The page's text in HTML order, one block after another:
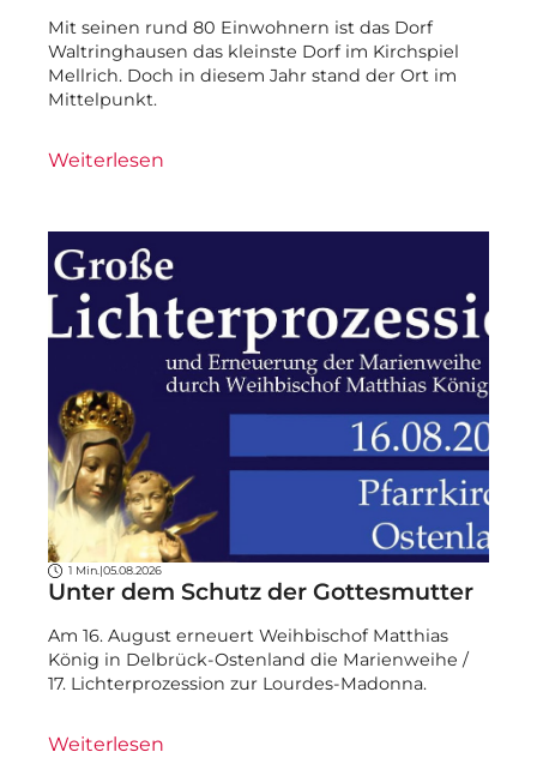
Mit seinen rund 80 Einwohnern ist das Dorf
Waltringhausen das kleinste Dorf im Kirchspiel
Mellrich. Doch in diesem Jahr stand der Ort im
Mittelpunkt.
Weiterlesen
1 Min. |05.08.2026
Unter dem Schutz der Gottesmutter
Am 16. August erneuert Weihbischof Matthias
König in Delbrück-Ostenland die Marienweihe /
17. Lichterprozession zur Lourdes-Madonna.
Weiterlesen